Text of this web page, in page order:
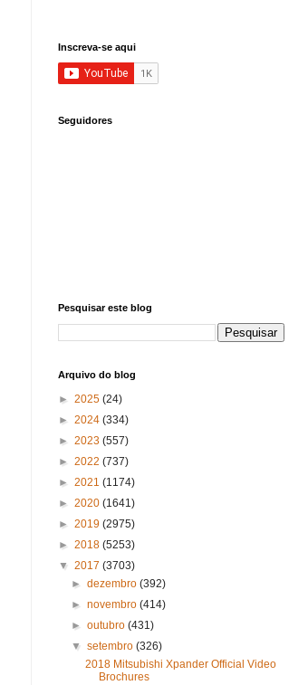
Inscreva-se aqui
Seguidores
Pesquisar este blog
Arquivo do blog
► 2025 (24)
► 2024 (334)
► 2023 (557)
► 2022 (737)
► 2021 (1174)
► 2020 (1641)
► 2019 (2975)
► 2018 (5253)
▼ 2017 (3703)
►dezembro(392)
►novembro(414)
►outubro(431)
▼setembro(326)
2018 Mitsubishi Xpander Official Video
Brochures